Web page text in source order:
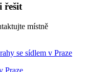
řešit
místně
se sídlem v Praze
Praze